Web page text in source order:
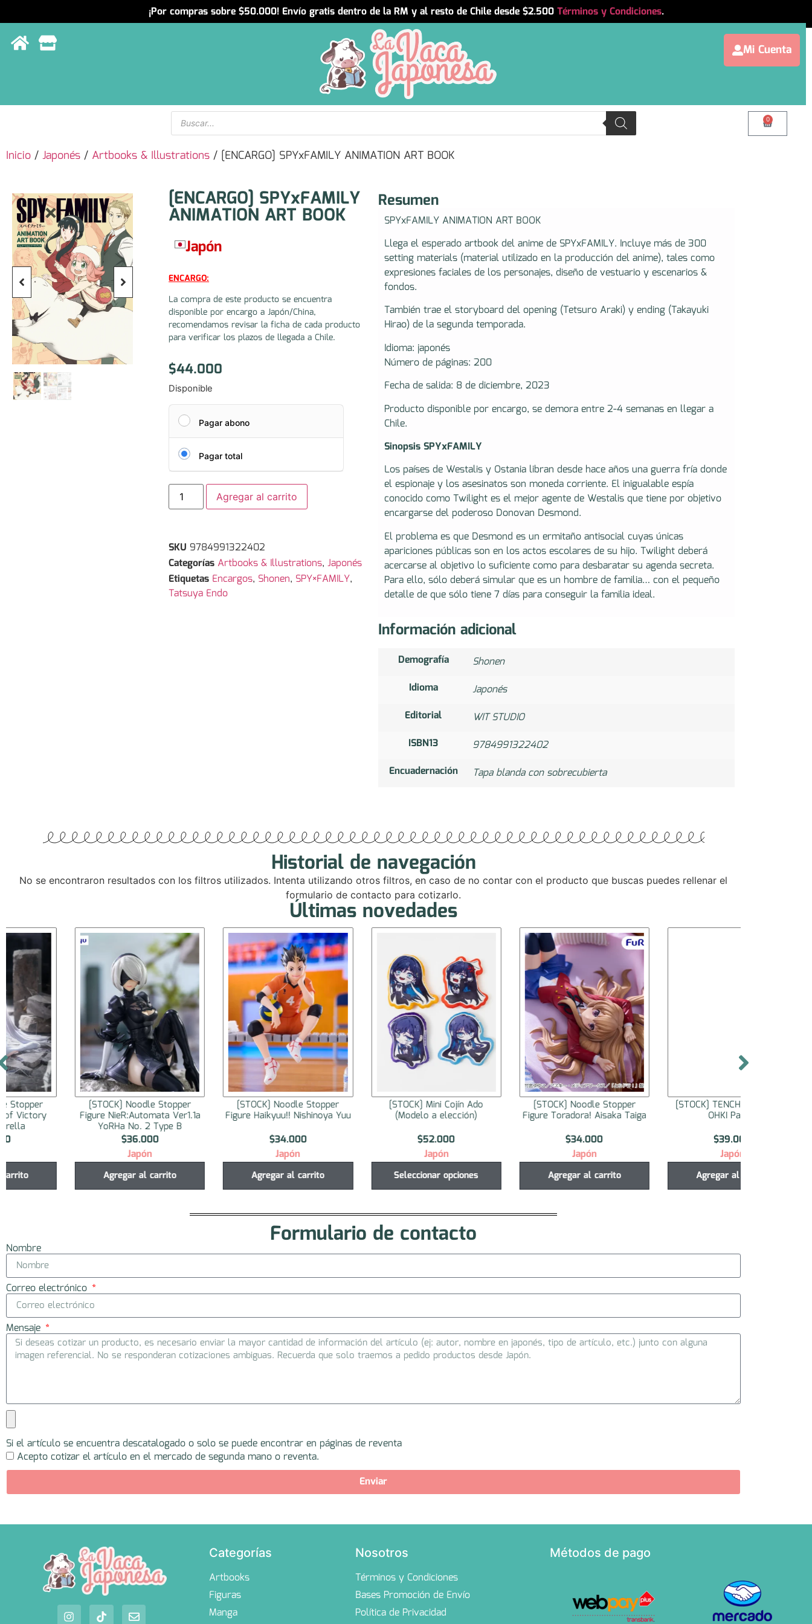
¡Por compras sobre $50.000! Envío gratis dentro de la RM y al resto de Chile desde $2.500 Términos y Condiciones.
Mi Cuenta
0
Inicio / Japonés / Artbooks & Illustrations / [ENCARGO] SPYxFAMILY ANIMATION ART BOOK
[ENCARGO] SPYxFAMILY
ANIMATION ART BOOK
Japón
ENCARGO:
La compra de este producto se encuentra
disponible por encargo a Japón/China,
recomendamos revisar la ficha de cada producto
para verificar los plazos de llegada a Chile.
$44.000
Disponible
Pagar abono
Pagar total
Agregar al carrito
SKU 9784991322402
Categorías Artbooks & Illustrations,Japonés
Etiquetas Encargos, Shonen, SPY×FAMILY,
Tatsuya Endo
Resumen
SPYxFAMILY ANIMATION ART BOOK
Llega el esperado artbook del anime de SPYxFAMILY. Incluye más de 300
setting materials (material utilizado en la producción del anime), tales como
expresiones faciales de los personajes, diseño de vestuario y escenarios &
fondos.
También trae el storyboard del opening (Tetsuro Araki) y ending (Takayuki
Hirao) de la segunda temporada.
Idioma: japonés
Número de páginas: 200
Fecha de salida: 8 de diciembre, 2023
Producto disponible por encargo, se demora entre 2-4 semanas en llegar a
Chile.
Sinopsis SPYxFAMILY
Los países de Westalis y Ostania libran desde hace años una guerra fría donde
el espionaje y los asesinatos son moneda corriente. El inigualable espía
conocido como Twilight es el mejor agente de Westalis que tiene por objetivo
encargarse del poderoso Donovan Desmond.
El problema es que Desmond es un ermitaño antisocial cuyas únicas
apariciones públicas son en los actos escolares de su hijo. Twilight deberá
acercarse al objetivo lo suficiente como para desbaratar su agenda secreta.
Para ello, sólo deberá simular que es un hombre de familia… con el pequeño
detalle de que sólo tiene 7 días para conseguir la familia ideal.
Información adicional
Demografía
Shonen
Idioma
Japonés
Editorial
WIT STUDIO
ISBN13
9784991322402
Encuadernación
Tapa blanda con sobrecubierta
Historial de navegación
No se encontraron resultados con los filtros utilizados. Intenta utilizando otros filtros, en caso de no contar con el producto que buscas puedes rellenar el
formulario de contacto para cotizarlo.
Últimas novedades
[STOCK] Noodle Stopper
Figure NieR:Automata Ver1.1a
YoRHa No. 2 Type B
Agregar al carrito
[STOCK] Noodle Stopper
Figure Haikyuu!! Nishinoya Yuu
Agregar al carrito
[STOCK] Mini Cojín Ado
(Modelo a elección)
Seleccionar opciones
[STOCK] Noodle Stopper
Figure Toradora! Aisaka Taiga
Agregar al carrito
[STOCK] TENCHIMUYO! RYO
OHKI Part 2
Agregar al carrito
Formulario de contacto
Nombre
Correo electrónico
Mensaje
Si el artículo se encuentra descatalogado o solo se puede encontrar en páginas de reventa
Acepto cotizar el artículo en el mercado de segunda mano o reventa.
Enviar
Categorías
Artbooks
Figuras
Manga
Nosotros
Términos y Condiciones
Bases Promoción de Envío
Política de Privacidad
Métodos de pago